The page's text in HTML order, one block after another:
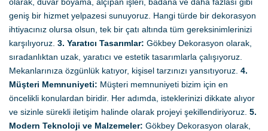
geniş bir hizmet yelpazesi sunuyoruz. Hangi türde bir dekorasyon
ihtiyacınız olursa olsun, tek bir çatı altında tüm gereksinimlerinizi
karşılıyoruz. 3. Yaratıcı Tasarımlar: Gökbey Dekorasyon olarak,
sıradanlıktan uzak, yaratıcı ve estetik tasarımlarla çalışıyoruz.
Mekanlarınıza özgünlük katıyor, kişisel tarzınızı yansıtıyoruz. 4.
Müşteri Memnuniyeti: Müşteri memnuniyeti bizim için en
öncelikli konulardan biridir. Her adımda, isteklerinizi dikkate alıyor
ve sizinle sürekli iletişim halinde olarak projeyi şekillendiriyoruz. 5.
Modern Teknoloji ve Malzemeler: Gökbey Dekorasyon olarak,